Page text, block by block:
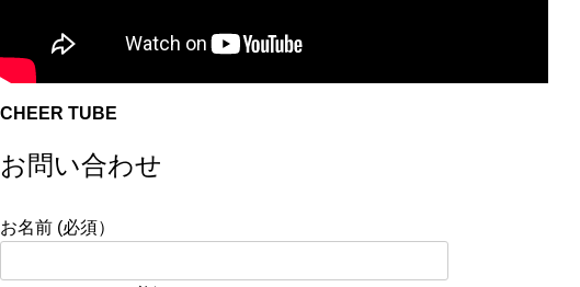
CHEER TUBE
お問い合わせ
お名前 (必須）